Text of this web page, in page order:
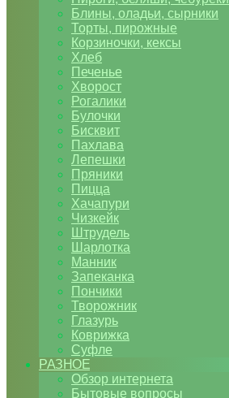
Блины, оладьи, сырники
Торты, пирожные
Корзиночки, кексы
Хлеб
Печенье
Хворост
Рогалики
Булочки
Бисквит
Пахлава
Лепешки
Пряники
Пицца
Хачапури
Чизкейк
Штрудель
Шарлотка
Манник
Запеканка
Пончики
Творожник
Глазурь
Коврижка
Суфле
РАЗНОЕ
Обзор интернета
Бытовые вопросы